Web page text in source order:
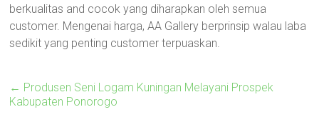
berkualitas and cocok yang diharapkan oleh semua
customer. Mengenai harga, AA Gallery berprinsip walau laba
sedikit yang penting customer terpuaskan.
← Produsen Seni Logam Kuningan Melayani Prospek
Kabupaten Ponorogo